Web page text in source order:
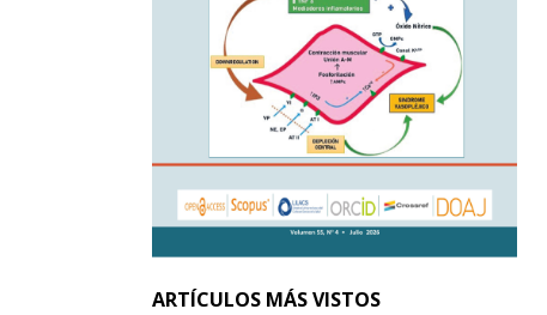
ARTÍCULOS MÁS VISTOS